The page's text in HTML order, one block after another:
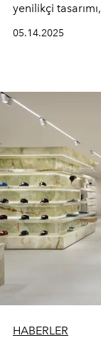
yenilikçi
05.14.2025
HABERLER